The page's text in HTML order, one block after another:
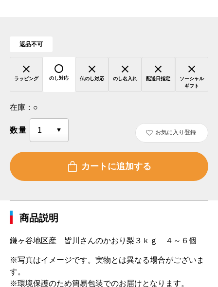
返品不可
ラッピング のし対応 仏のし対応 のし名入れ 配送日指定
ソーシャル
ギフト
在庫： ○
数量 お気に入り登録
商品説明
鎌ヶ谷地区産 皆川さんのかおり梨３ｋｇ ４～６個
※写真はイメージです。実物とは異なる場合がございま
す。
※環境保護のため簡易包装でのお届けとなります。